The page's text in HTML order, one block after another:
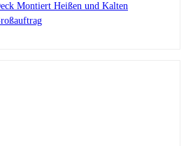
Montiert Heißen und Kalten